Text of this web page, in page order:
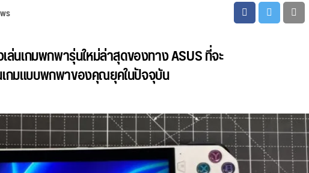
ล่นเกมพกพารุ่นใหม่ล่าสุดของทาง ASUS ที่จะ
เกมแบบพกพาของคุณยุคในปัจจุบัน